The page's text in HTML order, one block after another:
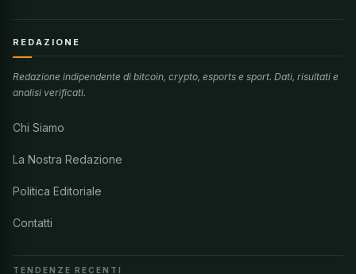
REDAZIONE
Redazione indipendente di bitcoin, crypto, esports e sport. Dati, risultati e
analisi verificati.
Chi Siamo
La Nostra Redazione
Politica Editoriale
Contatti
TENDENZE RECENTI